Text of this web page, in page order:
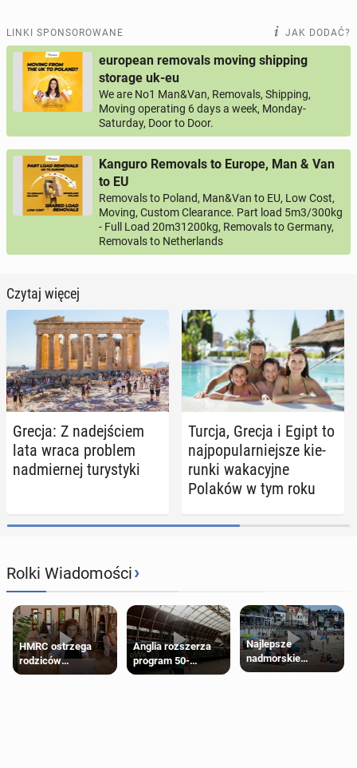
LINKI SPONSOROWANE JAK DODAĆ?
european removals moving shipping
storage uk-eu
We are No1 Man&Van, Removals, Shipping,
Moving operating 6 days a week, Monday-
Saturday, Door to Door.
Kanguro Removals to Europe, Man & Van
to EU
Removals to Poland, Man&Van to EU, Low Cost,
Moving, Custom Clearance. Part load 5m3/300kg
- Full Load 20m31200kg, Removals to Germany,
Removals to Netherlands
Czytaj więcej
Grecja: Z na­dej­ściem
lata wraca problem
nad­mier­nej tu­ry­sty­ki
Turcja, Grecja i Egipt to
naj­po­pu­lar­niej­sze kie­
run­ki wa­ka­cyj­ne
Polaków w tym roku
Rolki Wiadomości›
HMRC ostrzega
rodziców
pobierających Child
Anglia rozszerza
program 50-
procentowych
Najlepsze
nadmorskie
miasteczko blisko